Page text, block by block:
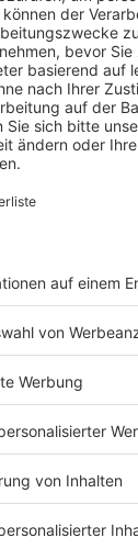
Analyse des
verbirgt. Viele
über Jahre
saubere,
und ihre API-
wird